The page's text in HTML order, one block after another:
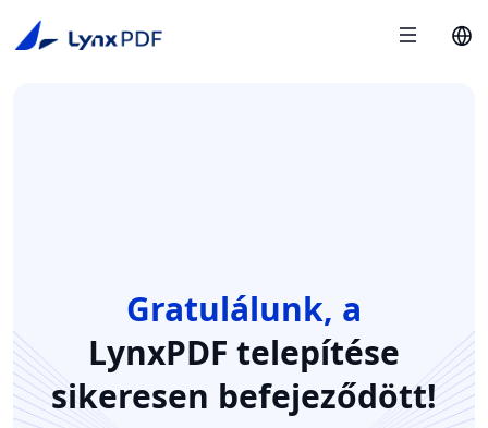
Gratulálunk, a
LynxPDF telepítése
sikeresen befejeződött!